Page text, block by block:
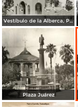
Vestíbulo de la Alberca, Planta de Agua y Luz Álvaro Obregón
Plaza Juárez